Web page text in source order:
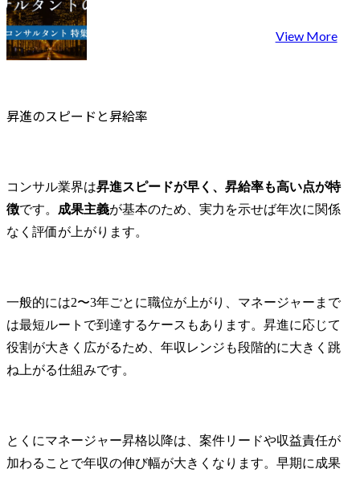
View More
昇進のスピードと昇給率
コンサル業界は昇進スピードが早く、昇給率も高い点が特
徴です。 成果主義が基本のため、実力を示せば年次に関係
なく評価が上がります。
一般的には2〜3年ごとに職位が上がり、マネージャーまで
は最短ルートで到達するケースもあります。昇進に応じて
役割が大きく広がるため、年収レンジも段階的に大きく跳
ね上がる仕組みです。
とくにマネージャー昇格以降は、案件リードや収益責任が
加わることで年収の伸び幅が大きくなります。早期に成果